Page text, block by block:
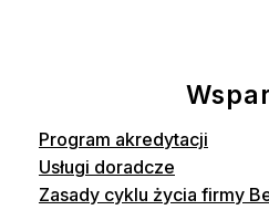
Program akredytacji
Usługi doradcze
Zasady cyklu życia firmy